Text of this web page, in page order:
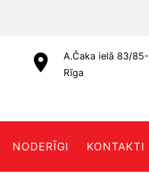
A.Čaka ielā 83/
Rīga
NODERĪGI KONTAKTI